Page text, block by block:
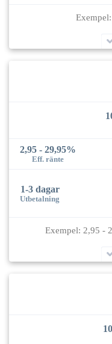
2,95 - 29,95%
Eff. ränte
1-3 dagar
Utbetalning
Exempel: 2,95 -